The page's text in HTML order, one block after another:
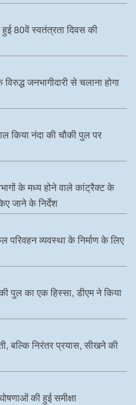
80वें स्वतंत्रता दिवस की
जनभागीदारी से चलाना होगा
किया नंदा की चौकी पुल पर
के मध्य होने वाले कांट्रैक्ट के
जाने के निर्देश
व्यवस्था के निर्माण के लिए
पुल का एक हिस्सा, डीएम ने किया
बल्कि निरंतर प्रयास, सीखने की
की हुई समीक्षा